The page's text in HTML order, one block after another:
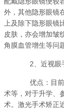
外，其他隐形眼镜
上及除下隐形眼
皮肤，亦会增加皱
角膜血管增生等问
2、近视眼
优点：目前
术等，对于升学、
术。激光手术矫正